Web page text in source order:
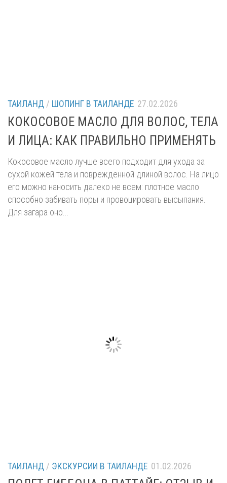
ТАИЛАНД / ШОПИНГ В ТАИЛАНДЕ 27.02.2026
КОКОСОВОЕ МАСЛО ДЛЯ ВОЛОС, ТЕЛА
И ЛИЦА: КАК ПРАВИЛЬНО ПРИМЕНЯТЬ
Кокосовое масло лучше всего подходит для ухода за
сухой кожей тела и поврежденной длиной волос. На лицо
его можно наносить далеко не всем: плотное масло
способно забивать поры и провоцировать высыпания.
Для загара оно...
ТАИЛАНД / ЭКСКУРСИИ В ТАИЛАНДЕ 01.02.2026